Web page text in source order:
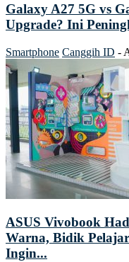
Galaxy A27 5G vs
Upgrade? Ini
Smartphone Canggih ID -
ASUS Vivobook
Warna, Bidik
Ingin...